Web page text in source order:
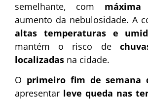
semelhante, com máxima
aumento da nebulosidade. A
altas temperaturas e
mantém o risco de
localizadas na cidade.
O primeiro fim de semana
apresentar leve queda nas